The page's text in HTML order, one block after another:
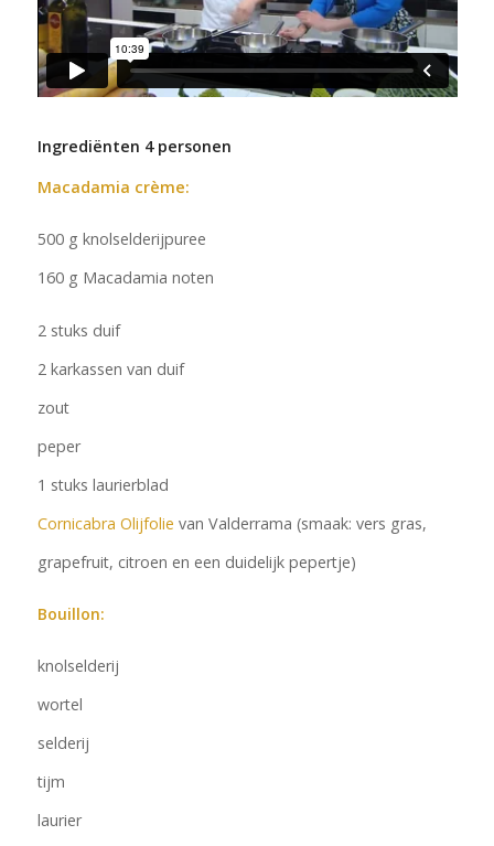
Ingrediënten 4 personen
Macadamia crème:
500 g knolselderijpuree
160 g Macadamia noten
2 stuks duif
2 karkassen van duif
zout
peper
1 stuks laurierblad
Cornicabra Olijfolie van Valderrama (smaak: vers gras,
grapefruit, citroen en een duidelijk pepertje)
Bouillon:
knolselderij
wortel
selderij
tijm
laurier